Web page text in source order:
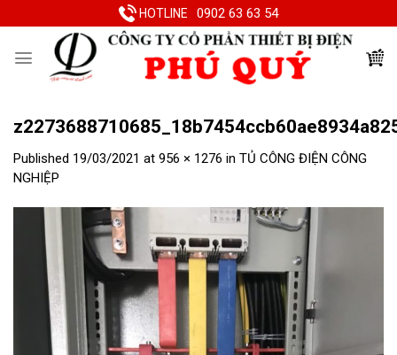
to
HOTLINE 0902 63 63 54
Published 19/03/2021 at 956 × 1276 in TỦ CÔNG ĐIỆN CÔNG
NGHIỆP